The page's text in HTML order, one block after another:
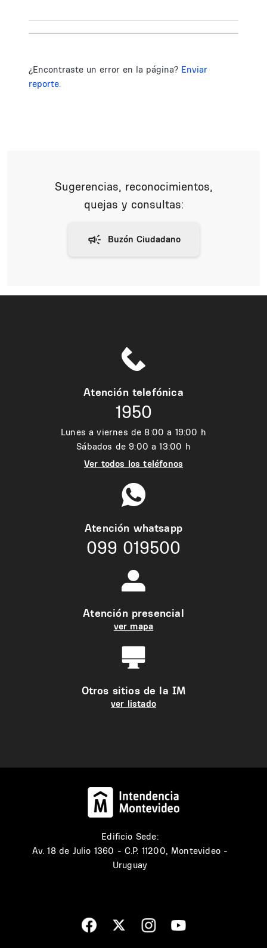
¿Encontraste un error en la página? Enviar
reporte.
Sugerencias, reconocimientos,
quejas y consultas:
Atención telefónica
1950
Lunes a viernes de 8:00 a 19:00 h
Sábados de 9:00 a 13:00 h
Ver todos los teléfonos
Atención whatsapp
099 019500
Atención presencial
ver mapa
Otros sitios de la IM
ver listado
Edificio Sede:
Av. 18 de Julio 1360 - C.P. 11200, Montevideo -
Uruguay